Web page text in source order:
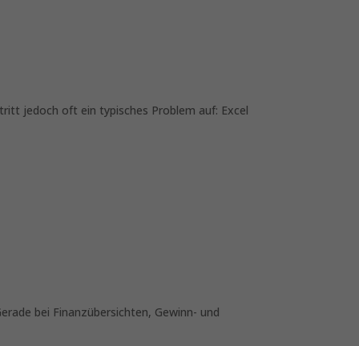
jedoch oft ein typisches Problem auf: Excel
bei Finanzübersichten, Gewinn- und